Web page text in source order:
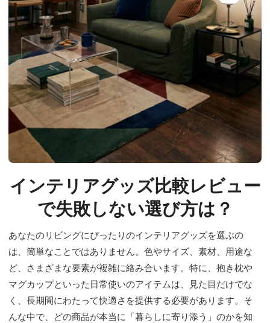
インテリアグッズ比較レビュー
で失敗しない選び方は？
あなたのリビングにぴったりのインテリアグッズを選ぶの
は、簡単なことではありません。色やサイズ、素材、用途な
ど、さまざまな要素が複雑に絡み合います。特に、抱き枕や
マグカップといった日常使いのアイテムは、見た目だけでな
く、長期間にわたって快適さを提供する必要があります。そ
んな中で、どの商品が本当に「暮らしに寄り添う」のかを知